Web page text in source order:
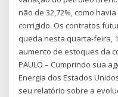
não de 32,72%, como
corrigido. Os contratos
queda nesta quarta-feira,
aumento de estoques da
PAULO – Cumprindo sua
Energia dos Estados
seu relatório sobre a